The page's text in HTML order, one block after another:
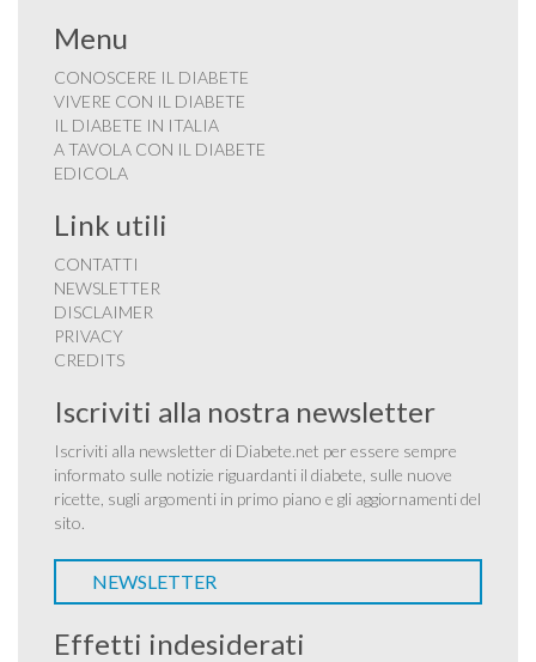
Menu
CONOSCERE IL DIABETE
VIVERE CON IL DIABETE
IL DIABETE IN ITALIA
A TAVOLA CON IL DIABETE
EDICOLA
Link utili
CONTATTI
NEWSLETTER
DISCLAIMER
PRIVACY
CREDITS
Iscriviti alla nostra newsletter
Iscriviti alla newsletter di Diabete.net per essere sempre
informato sulle notizie riguardanti il diabete, sulle nuove
ricette, sugli argomenti in primo piano e gli aggiornamenti del
sito.
NEWSLETTER
Effetti indesiderati